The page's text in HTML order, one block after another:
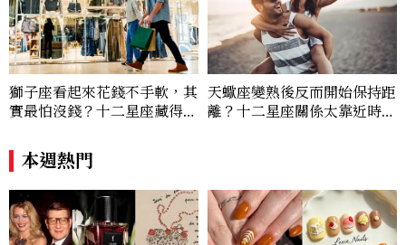
獅子座看起來花錢不手軟，其
實最怕沒錢？十二星座藏得最
價半天，最後卻買最貴的
天蠍座變熟後反而開始保持距
離？十二星座關係太靠近時最
本週熱門